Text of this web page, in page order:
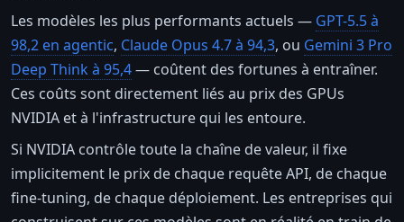
Les modèles les plus performants actuels — GPT-5.5 à
98,2 en agentic, Claude Opus 4.7 à 94,3, ou Gemini 3 Pro
Deep Think à 95,4— coûtent des fortunes à entraîner.
Ces coûts sont directement liés au prix des GPUs
NVIDIA et à l'infrastructure qui les entoure.
Si NVIDIA contrôle toute la chaîne de valeur, il fixe
implicitement le prix de chaque requête API, de chaque
fine-tuning, de chaque déploiement. Les entreprises qui